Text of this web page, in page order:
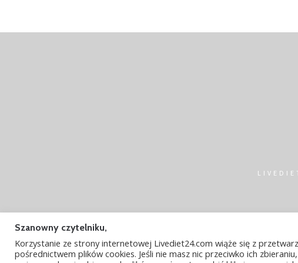
Szanowny czytelniku,
Korzystanie ze strony internetowej Livediet24.com wiąże się z
pośrednictwem plików cookies. Jeśli nie masz nic przeciwko ich